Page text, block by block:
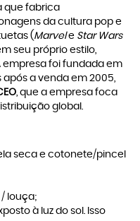
que fabrica
da cultura pop e
(Marvele Star Wars
seu próprio estilo,
empresa foi fundada em
após a venda em 2005,
, que a empresa foca
global.
seca e cotonete/pincel
louça;
à luz do sol. Isso